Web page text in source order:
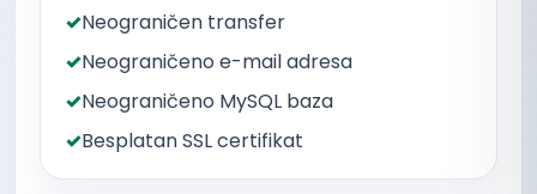
Neograničen transfer
Neograničeno e-mail adresa
Neograničeno MySQL baza
Besplatan SSL certifikat